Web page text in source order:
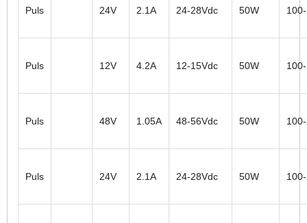
Puls 24V 2.1A 24-28Vdc 50W
Puls 12V 4.2A 12-15Vdc 50W
Puls 48V 1.05A 48-56Vdc 50W
Puls 24V 2.1A 24-28Vdc 50W